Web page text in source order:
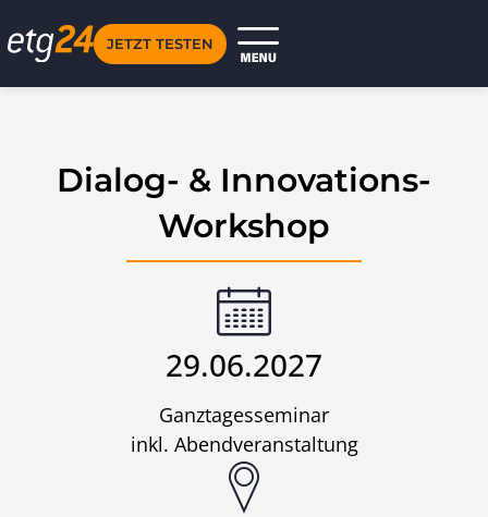
JETZT TESTEN
Dialog- & Innovations-
Workshop
29.06.2027
Ganztagesseminar
inkl. Abendveranstaltung